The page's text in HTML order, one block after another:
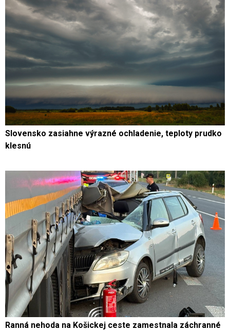
Slovensko zasiahne výrazné ochladenie, teploty prudko
klesnú
Ranná nehoda na Košickej ceste zamestnala záchranné